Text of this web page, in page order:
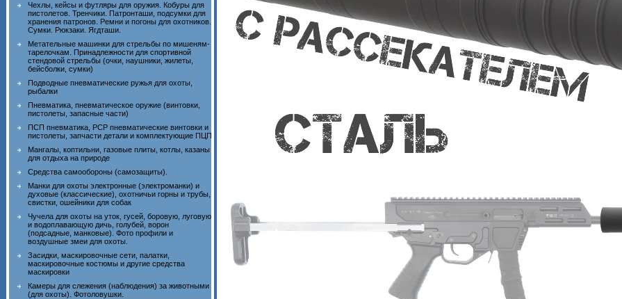
Чехлы, кейсы и футляры для оружия. Кобуры для
пистолетов. Тренчики. Патронташи, подсумки для
хранения патронов. Ремни и погоны для охотников.
Сумки. Рюкзаки. Ягдташи.
Метательные машинки для стрельбы по мишеням-
тарелочкам. Принадлежности для спортивной
стендовой стрельбы (очки, наушники, жилеты,
бейсболки, сумки)
Подводные пневматические ружья для охоты,
рыбалки
Пневматика, пневматическое оружие (винтовки,
пистолеты, запасные части)
ПСП пневматика, PCP пневматические винтовки и
пистолеты, запчасти детали и комплектующие ПЦП
Мангалы, коптильни, газовые плиты, котлы, казаны
для отдыха на природе
Средства самообороны (самозащиты).
Манки для охоты электронные (электроманки) и
духовые (классические), охотничьи горны и трубы,
свистки, ошейники для собак
Чучела для охоты на уток, гусей, боровую, луговую
и водоплавающую дичь, голубей, ворон
(подсадные, манковые). Фото профили и
воздушные змеи для охоты.
Засидки, маскировочные сети, палатки,
маскировочные костюмы и другие средства
маскировки
Камеры для слежения (наблюдения) за животными
(для охоты). Фотоловушки.